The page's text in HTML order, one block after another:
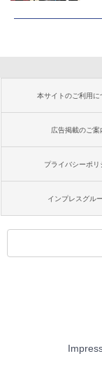
本サイトのご利用に
広告掲載のご案
プライバシーポリ
インプレスグル